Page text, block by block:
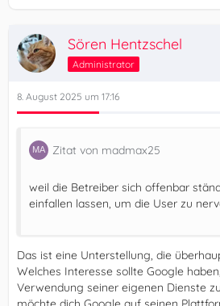
Sören Hentzschel
Administrator
8. August 2025 um 17:16
Zitat von madmax25
weil die Betreiber sich offenbar
einfallen lassen, um die User zu
Das ist eine Unterstellung, die
Welches Interesse sollte Google
Verwendung seiner eigenen Dienste